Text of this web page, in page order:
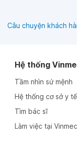
Câu chuyện khách
Hệ thống
Tầm nhìn sứ mệnh
Hệ thống cơ sở y tế
Tìm bác sĩ
Làm việc tại Vinmec